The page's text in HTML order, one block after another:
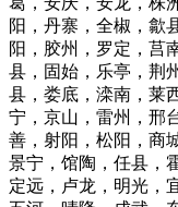
阳，丹寨，全椒，歙
阳，胶州，罗定，莒
县，固始，乐亭，荆
县，娄底，滦南，莱
宁，京山，雷州，邢
善，射阳，松阳，商
景宁，馆陶，任县，
定远，卢龙，明光，